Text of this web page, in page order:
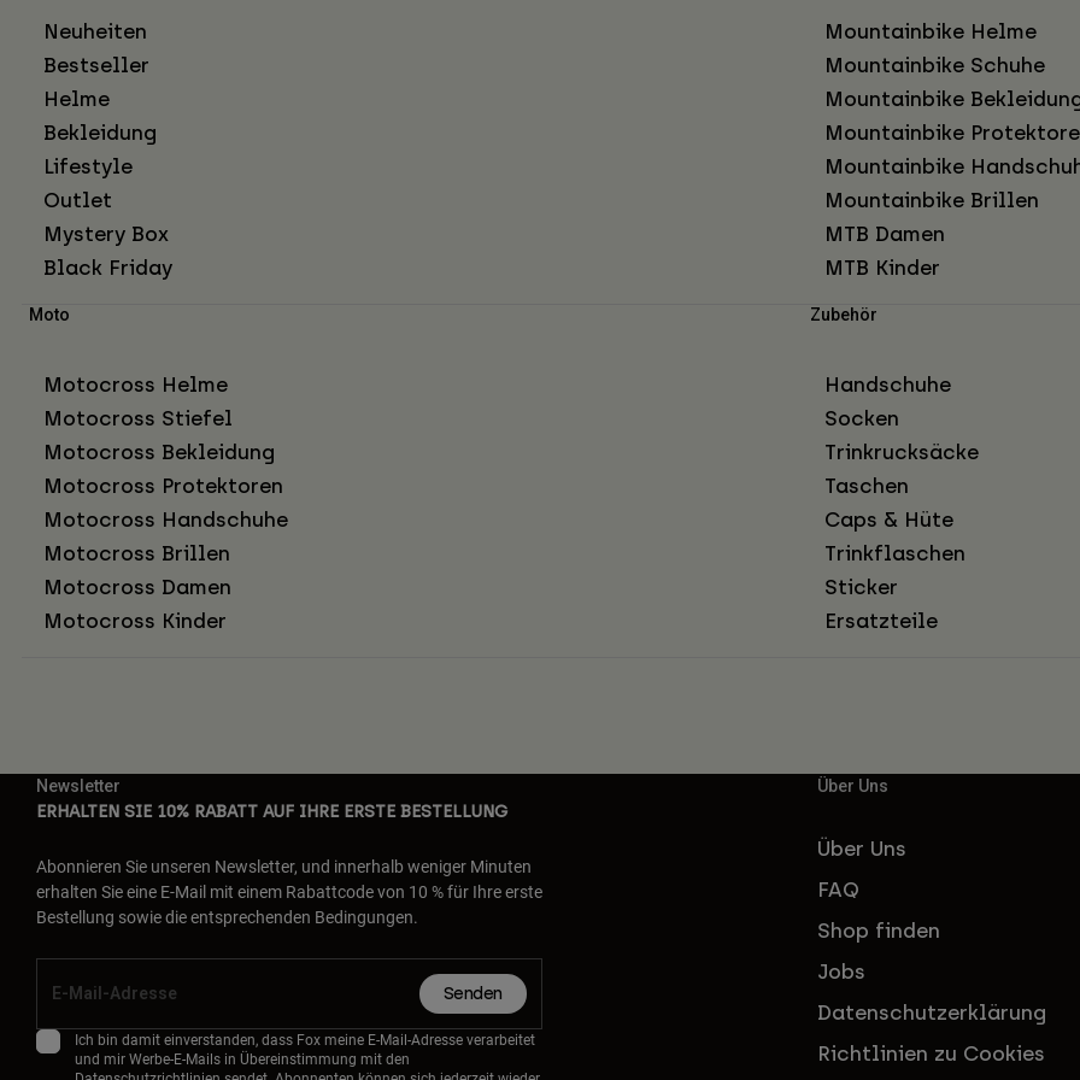
Neuheiten
Bestseller
Helme
Bekleidung
Lifestyle
Outlet
Mystery Box
Black Friday
Mountainbike Helme
Mountainbike Schuhe
Mountainbike
Mountainbike
Mountainbike
Mountainbike Brillen
MTB Damen
MTB Kinder
Moto
Motocross Helme
Motocross Stiefel
Motocross Bekleidung
Motocross Protektoren
Motocross Handschuhe
Motocross Brillen
Motocross Damen
Motocross Kinder
Zubehör
Handschuhe
Socken
Trinkrucksäcke
Taschen
Caps & Hüte
Trinkflaschen
Sticker
Ersatzteile
Newsletter
ERHALTEN SIE 10% RABATT AUF IHRE ERSTE BESTELLUNG
Abonnieren Sie unseren Newsletter, und innerhalb weniger Minuten
erhalten Sie eine E-Mail mit einem Rabattcode von 10 % für Ihre erste
Bestellung sowie die entsprechenden Bedingungen.
Senden
Ich bin damit einverstanden, dass Fox meine E-Mail-Adresse verarbeitet
und mir Werbe-E-Mails in Übereinstimmung mit den
Über Uns
Über Uns
FAQ
Shop finden
Jobs
Datenschutzerklärung
Richtlinien zu Cookies